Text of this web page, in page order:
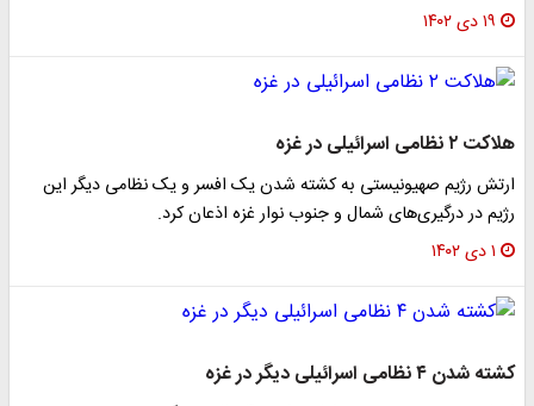
۱۹ دی ۱۴۰۲
هلاکت ۲ نظامی اسرائیلی در غزه
ارتش رژیم صهیونیستی به کشته شدن یک افسر و یک نظامی دیگر این
رژیم در درگیری‌های شمال و جنوب نوار غزه اذعان کرد.
۱ دی ۱۴۰۲
کشته شدن ۴ نظامی اسرائیلی دیگر در غزه